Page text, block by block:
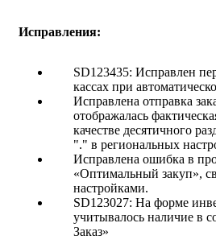
Исправления:
SD123435: Исправлен
кассах при
Исправлена отправка
отображалась
качестве десятичного
"." в региональных
Исправлена ошибка в
«Оптимальный закуп»,
настройками.
SD123027: На форме
учитывалось наличие в
Заказ»